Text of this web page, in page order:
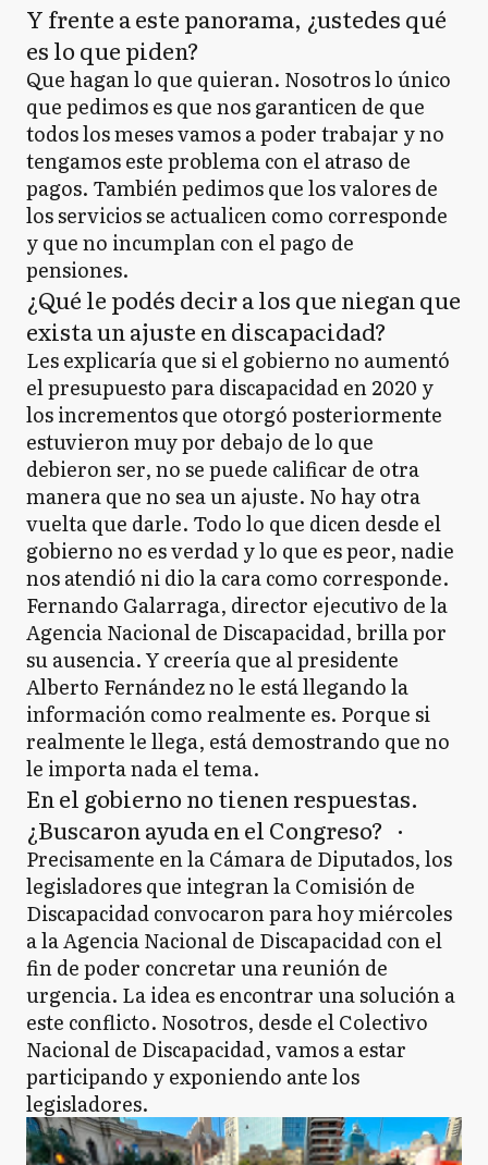
Y frente a este panorama, ¿ustedes qué
es lo que piden?
Que hagan lo que quieran. Nosotros lo único
que pedimos es que nos garanticen de que
todos los meses vamos a poder trabajar y no
tengamos este problema con el atraso de
pagos. También pedimos que los valores de
los servicios se actualicen como corresponde
y que no incumplan con el pago de
pensiones.
¿Qué le podés decir a los que niegan que
exista un ajuste en discapacidad?
Les explicaría que si el gobierno no aumentó
el presupuesto para discapacidad en 2020 y
los incrementos que otorgó posteriormente
estuvieron muy por debajo de lo que
debieron ser, no se puede calificar de otra
manera que no sea un ajuste. No hay otra
vuelta que darle. Todo lo que dicen desde el
gobierno no es verdad y lo que es peor, nadie
nos atendió ni dio la cara como corresponde.
Fernando Galarraga, director ejecutivo de la
Agencia Nacional de Discapacidad, brilla por
su ausencia. Y creería que al presidente
Alberto Fernández no le está llegando la
información como realmente es. Porque si
realmente le llega, está demostrando que no
le importa nada el tema.
En el gobierno no tienen respuestas.
¿Buscaron ayuda en el Congreso? ·
Precisamente en la Cámara de Diputados, los
legisladores que integran la Comisión de
Discapacidad convocaron para hoy miércoles
a la Agencia Nacional de Discapacidad con el
fin de poder concretar una reunión de
urgencia. La idea es encontrar una solución a
este conflicto. Nosotros, desde el Colectivo
Nacional de Discapacidad, vamos a estar
participando y exponiendo ante los
legisladores.